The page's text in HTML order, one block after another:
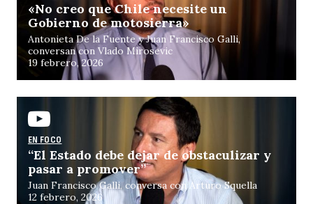
«No creo que Chile necesite un
Gobierno de motosierra»
Antonieta De la Fuente y Juan Francisco Galli,
conversan con Vlado Mirosevic
19 febrero, 2026
EN FOCO
“El Estado debe dejar de obstaculizar y
pasar a promover”
Juan Francisco Galli, conversa con Arturo Squella
12 febrero, 2026